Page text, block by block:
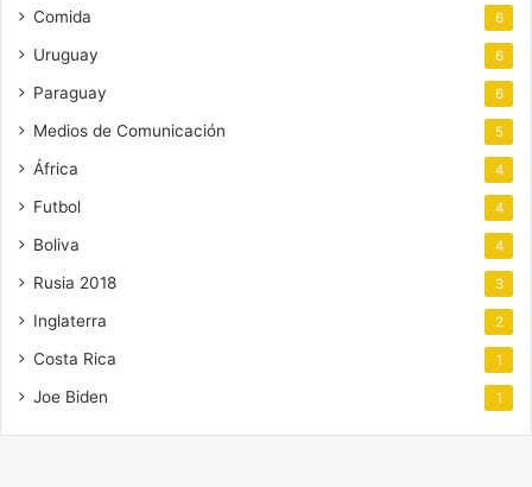
Comida 6
Uruguay 6
Paraguay 6
Medios de Comunicación 5
África 4
Futbol 4
Boliva 4
Rusia 2018 3
Inglaterra 2
Costa Rica 1
Joe Biden 1